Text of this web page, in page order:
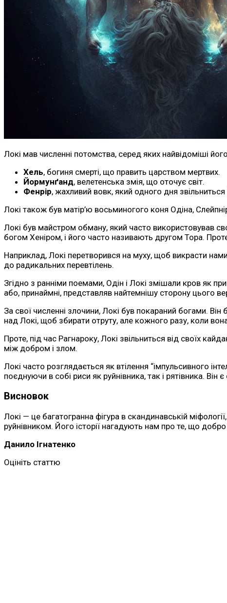
Локі мав численні потомства, серед яких найвідоміші
Хель, богиня смерті, що править царством мертвих.
Йормунґанд, велетенська змія, що оточує світ.
Фенрір, жахливий вовк, який одного дня звільниться
Локі також був матір’ю восьминогого коня Одіна,
Локі був майстром обману, який часто використовував
богом Хеніром, і його часто називають другом Тора.
Наприклад, Локі перетворився на муху, щоб викрасти
до радикальних перевтілень.
Згідно з ранніми поемами, Одін і Локі змішали кров як
або, принаймні, представляв найтемнішу сторону цього
За свої численні злочини, Локі був покараний богами.
над Локі, щоб збирати отруту, але кожного разу, коли
Проте, під час Рагнароку, Локі звільниться від своїх
між добром і злом.
Локі часто розглядається як втілення “імпульсивного
поєднуючи в собі риси як руйнівника, так і рятівника.
Висновок
Локі — це багатогранна фігура в скандинавській
руйнівником. Його історії нагадують нам про те, що
Данило Ігнатенко
Оцініть статтю